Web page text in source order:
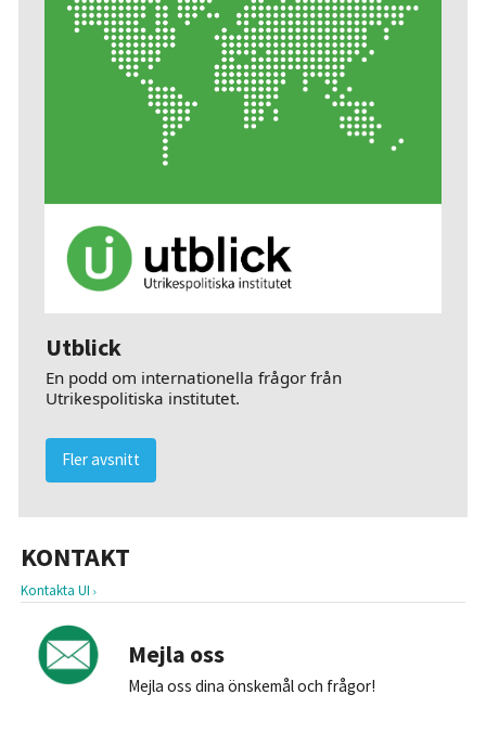
Utblick
En podd om internationella frågor från
Utrikespolitiska institutet.
Fler avsnitt
KONTAKT
Kontakta UI
Mejla oss
Mejla oss dina önskemål och frågor!